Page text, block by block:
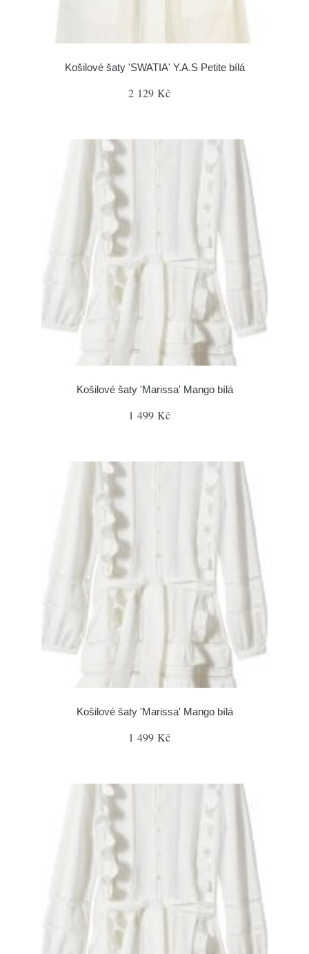
Košilové šaty 'SWATIA' Y.A.S Petite bílá
2 129 Kč
Košilové šaty 'Marissa' Mango bílá
1 499 Kč
Košilové šaty 'Marissa' Mango bílá
1 499 Kč